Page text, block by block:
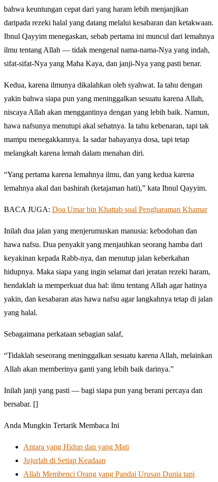
bahwa keuntungan cepat dari yang haram lebih menjanjikan
daripada rezeki halal yang datang melalui kesabaran dan ketakwaan.
Ibnul Qayyim menegaskan, sebab pertama ini muncul dari lemahnya
ilmu tentang Allah — tidak mengenal nama-nama-Nya yang indah,
sifat-sifat-Nya yang Maha Kaya, dan janji-Nya yang pasti benar.
Kedua, karena ilmunya dikalahkan oleh syahwat. Ia tahu dengan
yakin bahwa siapa pun yang meninggalkan sesuatu karena Allah,
niscaya Allah akan menggantinya dengan yang lebih baik. Namun,
hawa nafsunya menutupi akal sehatnya. Ia tahu kebenaran, tapi tak
mampu menegakkannya. Ia sadar bahayanya dosa, tapi tetap
melangkah karena lemah dalam menahan diri.
“Yang pertama karena lemahnya ilmu, dan yang kedua karena
lemahnya akal dan bashirah (ketajaman hati),” kata Ibnul Qayyim.
BACA JUGA: Doa Umar bin Khattab soal Pengharaman Khamar
Inilah dua jalan yang menjerumuskan manusia: kebodohan dan
hawa nafsu. Dua penyakit yang menjauhkan seorang hamba dari
keyakinan kepada Rabb-nya, dan menutup jalan keberkahan
hidupnya. Maka siapa yang ingin selamat dari jeratan rezeki haram,
hendaklah ia memperkuat dua hal: ilmu tentang Allah agar hatinya
yakin, dan kesabaran atas hawa nafsu agar langkahnya tetap di jalan
yang halal.
Sebagaimana perkataan sebagian salaf,
“Tidaklah seseorang meninggalkan sesuatu karena Allah, melainkan
Allah akan memberinya ganti yang lebih baik darinya.”
Inilah janji yang pasti — bagi siapa pun yang berani percaya dan
bersabar. []
Anda Mungkin Tertarik Membaca Ini
Antara yang Hidup dan yang Mati
Jujurlah di Setiap Keadaan
Allah Membenci Orang yang Pandai Urusan Dunia tapi